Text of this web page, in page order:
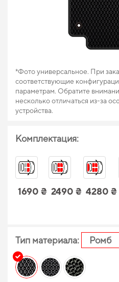
*Фото универсальное. При
соответствующие
параметрам. Обратите
несколько отличаться из-за
устройства.
Комплектация:
1690 ₴ 2490 ₴ 4280 ₴
Тип материала: Ромб